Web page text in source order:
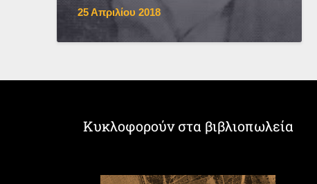
25 Απριλίου 2018
Κυκλοφορούν στα βιβλιοπωλεία